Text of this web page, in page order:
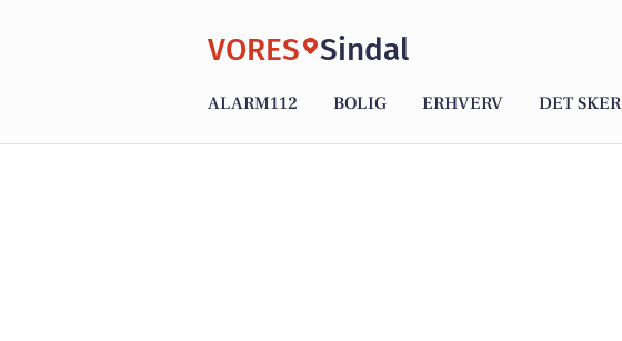
VORES Sindal
ALARM112 BOLIG ERHVERV DET SKER